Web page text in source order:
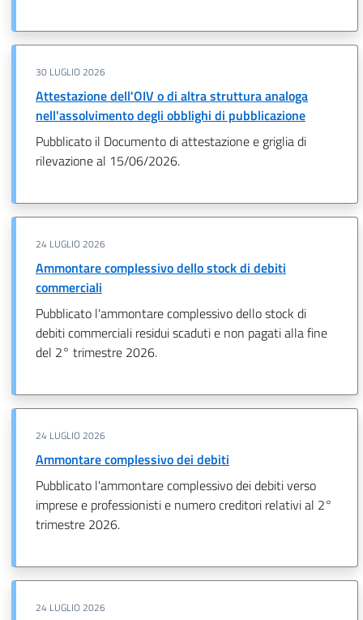
30 LUGLIO 2026
Attestazione dell'OIV o di altra struttura analoga
nell'assolvimento degli obblighi di pubblicazione
Pubblicato il Documento di attestazione e griglia di
rilevazione al 15/06/2026.
24 LUGLIO 2026
Ammontare complessivo dello stock di debiti
commerciali
Pubblicato l'ammontare complessivo dello stock di
debiti commerciali residui scaduti e non pagati alla fine
del 2° trimestre 2026.
24 LUGLIO 2026
Ammontare complessivo dei debiti
Pubblicato l'ammontare complessivo dei debiti verso
imprese e professionisti e numero creditori relativi al 2°
trimestre 2026.
24 LUGLIO 2026